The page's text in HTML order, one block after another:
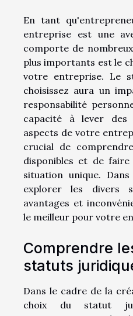
En tant
entreprise est une
comporte de
plus importants est le
votre entreprise. Le
choisissez aura un
responsabilité
capacité à lever
aspects de votre
crucial de
disponibles et de
situation unique.
explorer les divers
avantages et
le meilleur pour votre
Comprendre
statuts
Dans le cadre de la
choix du statut